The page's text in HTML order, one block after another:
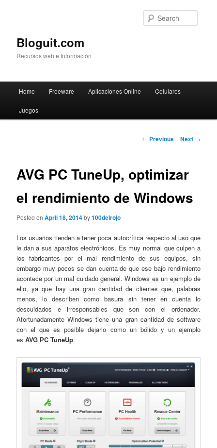
Bloguit.com
Recursos web e Información
Skip
to
Home Freeware Aplicaciones Online Celulares
Juegos
Post
← Previous Next →
AVG PC TuneUp, optimizar
el rendimiento de Windows
Posted onApril 18, 2014by100delrojo
Los usuarios tienden a tener poca autocrítica respecto al uso que
le dan a sus aparatos electrónicos. Es muy normal que culpen a
los fabricantes por el mal rendimiento de sus equipos, sin
embargo muy pocos se dan cuenta de que ese bajo rendimiento
acontece por un mal cuidado general. Windows es un ejemplo de
ello, ya que hay una gran cantidad de clientes que, palabras
menos, lo describen como basura sin tener en cuenta lo
descuidados e irresponsables que son con el ordenador.
Afortunadamente Windows tiene una gran cantidad de software
con el que es posible dejarlo como un bólido y un ejemplo
esAVG PC TuneUp.